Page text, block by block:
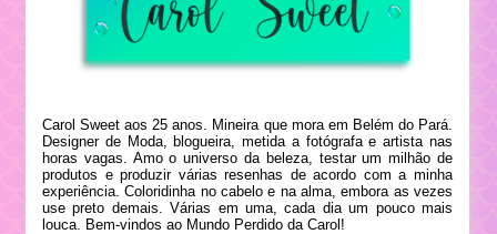
Carol Sweet aos 25 anos. Mineira que mora em Belém do Pará.
Designer de Moda, blogueira, metida a fotógrafa e artista nas
horas vagas. Amo o universo da beleza, testar um milhão de
produtos e produzir várias resenhas de acordo com a minha
experiência. Coloridinha no cabelo e na alma, embora as vezes
use preto demais. Várias em uma, cada dia um pouco mais
louca. Bem-vindos ao Mundo Perdido da Carol!